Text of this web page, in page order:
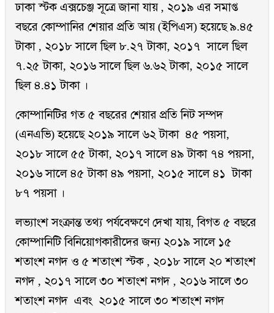
ঢাকা স্টক এক্সচেঞ্জ সূত্রে জানা যায় , ২০১৯ এর সমাপ্ত
বছরে কোম্পানির শেয়ার প্রতি আয় (ইপিএস) হয়েছে ৯.৪৫
টাকা , ২০১৮ সালে ছিল ৮.২৭ টাকা, ২০১৭ সালে ছিল
৭.২৫ টাকা, ২০১৬ সালে ছিল ৬.৬২ টাকা, ২০১৫ সালে
ছিল ৪.৪১ টাকা ।
কোম্পানিটির গত ৫ বছরের শেয়ার প্রতি নিট সম্পদ
(এনএভি) হয়েছে ২০১৯ সালে ৬২ টাকা ৪৫ পয়সা,
২০১৮ সালে ৫৫ টাকা, ২০১৭ সালে ৪৯ টাকা ৭৪ পয়সা,
২০১৬ সালে ৪৫ টাকা ৪৯ পয়সা, ২০১৫ সালে ৪১ টাকা
৮৭ পয়সা ।
লভ্যাংশ সংক্রান্ত তথ্য পর্যবেক্ষণে দেখা যায়, বিগত ৫ বছরে
কোম্পানিটি বিনিয়োগকারীদের জন্য ২০১৯ সালে ১৫
শতাংশ নগদ ও ৫ শতাংশ স্টক , ২০১৮ সালে ২০ শতাংশ
নগদ , ২০১৭ সালে ৩০ শতাংশ নগদ , ২০১৬ সালে ৩০
শতাংশ নগদ এবং ২০১৫ সালে ৩০ শতাংশ নগদ